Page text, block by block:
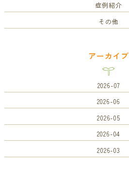
症例紹介
その他
アーカイブ
2026-07
2026-06
2026-05
2026-04
2026-03